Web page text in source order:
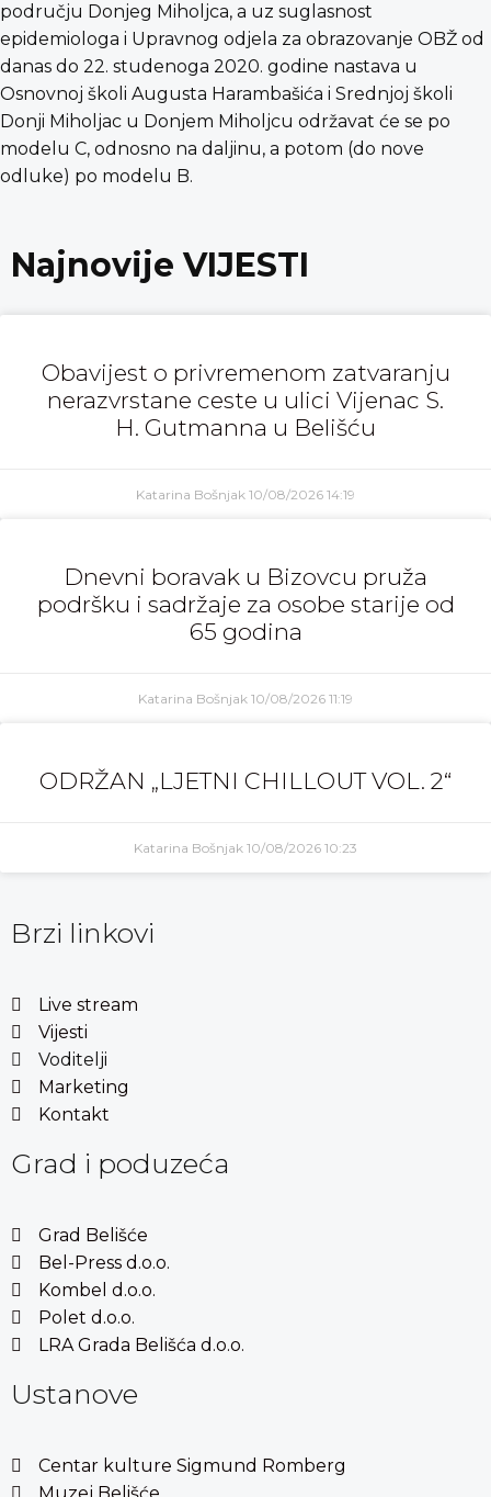
području Donjeg Miholjca, a uz suglasnost
epidemiologa i Upravnog odjela za obrazovanje OBŽ od
danas do 22. studenoga 2020. godine nastava u
Osnovnoj školi Augusta Harambašića i Srednjoj školi
Donji Miholjac u Donjem Miholjcu održavat će se po
modelu C, odnosno na daljinu, a potom (do nove
odluke) po modelu B.
Najnovije VIJESTI
Obavijest o privremenom zatvaranju
nerazvrstane ceste u ulici Vijenac S.
H. Gutmanna u Belišću
Katarina Bošnjak 10/08/2026 14:19
Dnevni boravak u Bizovcu pruža
podršku i sadržaje za osobe starije od
65 godina
Katarina Bošnjak 10/08/2026 11:19
ODRŽAN „LJETNI CHILLOUT VOL. 2“
Katarina Bošnjak 10/08/2026 10:23
Brzi linkovi
Live stream
Vijesti
Voditelji
Marketing
Kontakt
Grad i poduzeća
Grad Belišće
Bel-Press d.o.o.
Kombel d.o.o.
Polet d.o.o.
LRA Grada Belišća d.o.o.
Ustanove
Centar kulture Sigmund Romberg